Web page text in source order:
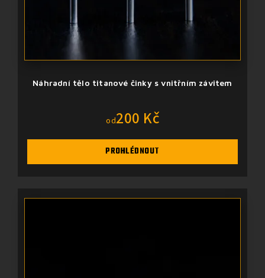
Náhradní tělo titanové činky s vnitřním závitem
od200 Kč
PROHLÉDNOUT